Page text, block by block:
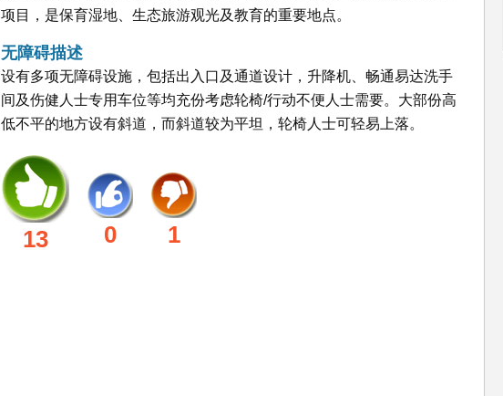
项目，是保育湿地、生态旅游观光及教育的重要地点。
无障碍描述
设有多项无障碍设施，包括出入口及通道设计，升降机、畅通易达洗手
间及伤健人士专用车位等均充份考虑轮椅/行动不便人士需要。大部份高
低不平的地方设有斜道，而斜道较为平坦，轮椅人士可轻易上落。
13 0 1